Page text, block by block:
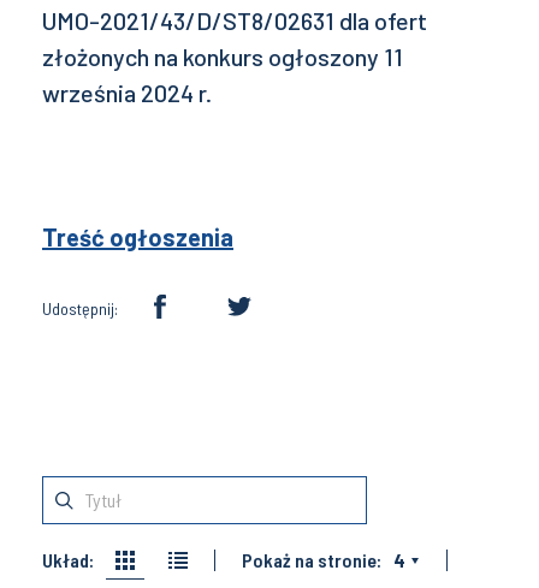
UMO-2021/43/D/ST8/02631 dla ofert
złożonych na konkurs ogłoszony 11
września 2024 r.
Treść ogłoszenia
Udostępnij:
Układ: Pokaż na stronie:
4